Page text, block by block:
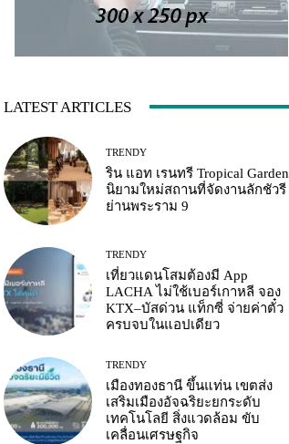
LATEST ARTICLES
TRENDY
ริน แอท เรนทรี Tropical Garden
นิยามใหม่สถานที่จัดงานลักชัวรี
ย่านพระราม 9
TRENDY
เที่ยวแดนโสมต้องมี App
LACHA ไม่ใช้เบอร์เกาหลี จอง
KTX–บัสด่วน แท็กซี่ จ่ายค่าตั๋ว
ครบจบในแอปเดียว
TRENDY
เมืองทองธานี ขึ้นแท่น เขตส่ง
เสริมเมืองอัจฉริยะยกระดับ
เทคโนโลยี สิ่งแวดล้อม ขับ
เคลื่อนเศรษฐกิจ